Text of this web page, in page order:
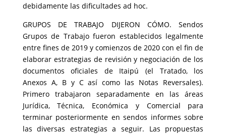
debidamente las dificultades ad hoc.
GRUPOS DE TRABAJO DIJERON CÓMO. Sendos
Grupos de Trabajo fueron establecidos legalmente
entre fines de 2019 y comienzos de 2020 con el fin de
elaborar estrategias de revisión y negociación de los
documentos oficiales de Itaipú (el Tratado, los
Anexos A, B y C así como las Notas Reversales).
Primero trabajaron separadamente en las áreas
Jurídica, Técnica, Económica y Comercial para
terminar posteriormente en sendos informes sobre
las diversas estrategias a seguir. Las propuestas